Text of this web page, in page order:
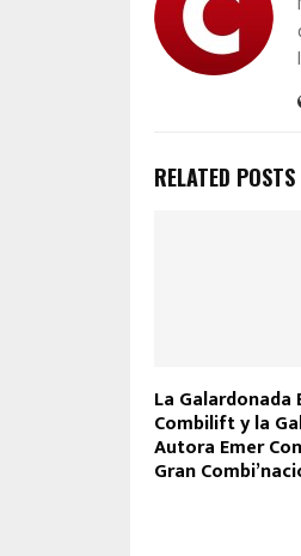
RELATED POSTS
La Galardonada
Combilift y la
Autora Emer
Gran